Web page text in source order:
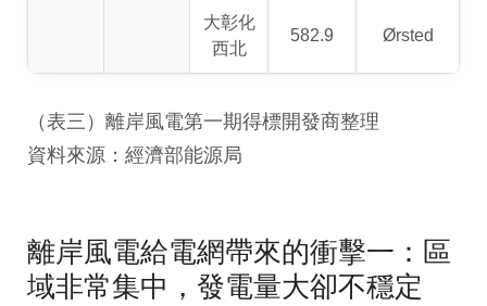
大彰化
西北
582.9 Ørsted
（表三）離岸風電第一期得標開發商整理
資料來源：經濟部能源局
離岸風電給電網帶來的衝擊一：區
域非常集中，發電量大卻不穩定